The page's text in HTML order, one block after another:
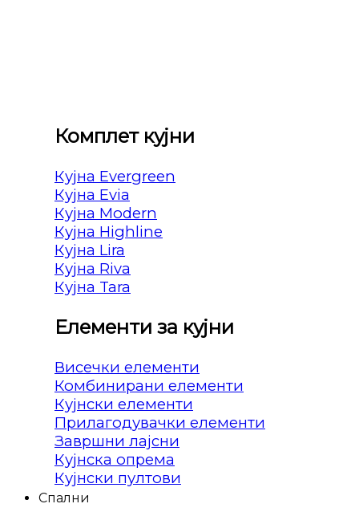
Комплет кујни
Кујна Evergreen
Кујна Evia
Кујна Modern
Кујна Highline
Кујна Lira
Кујна Riva
Кујна Tara
Елементи за кујни
Висечки елементи
Комбинирани елементи
Кујнски елементи
Прилагодувачки елементи
Завршни лајсни
Кујнска опрема
Кујнски пултови
Спални